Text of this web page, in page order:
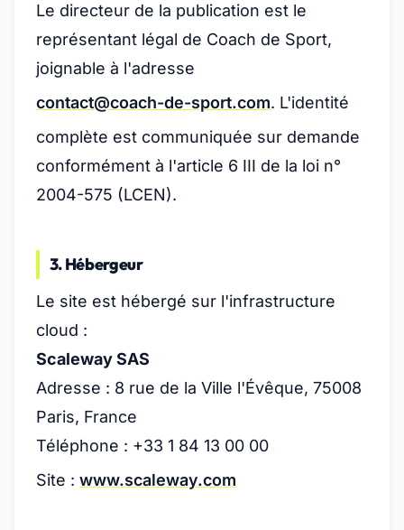
Le directeur de la publication est le
représentant légal de Coach de Sport,
joignable à l'adresse
contact@coach-de-sport.com. L'identité
complète est communiquée sur demande
conformément à l'article 6 III de la loi n°
2004-575 (LCEN).
3. Hébergeur
Le site est hébergé sur l'infrastructure
cloud :
Scaleway SAS
Adresse : 8 rue de la Ville l'Évêque, 75008
Paris, France
Téléphone : +33 1 84 13 00 00
Site : www.scaleway.com